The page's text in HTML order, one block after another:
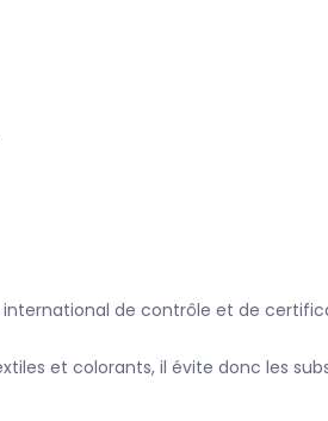
de contrôle et de
et colorants, il évite donc les